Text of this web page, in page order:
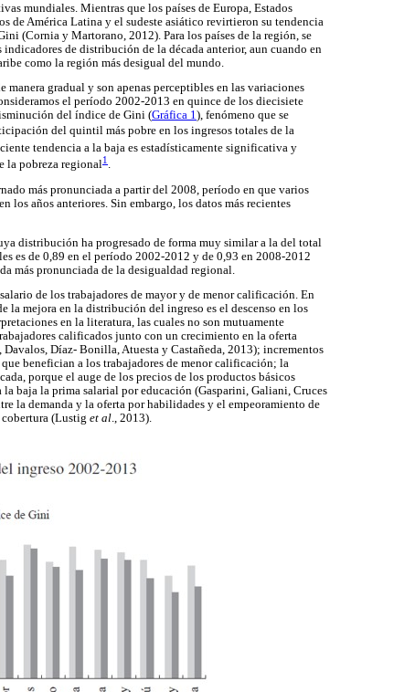
mundiales. Mientras que los países de Europa, Estados
de América Latina y el sudeste asiático revirtieron su tendencia
(Cornia y Martorano, 2012). Para los países de la región, se
de distribución de la década anterior, aun cuando en
como la región más desigual del mundo.
gradual y son apenas perceptibles en las variaciones
el período 2002-2013 en quince de los diecisiete
del índice de Gini (Gráfica 1), fenómeno que se
del quintil más pobre en los ingresos totales de la
tendencia a la baja es estadísticamente significativa y
la pobreza regional1 .
más pronunciada a partir del 2008, período en que varios
los años anteriores. Sin embargo, los datos más recientes
distribución ha progresado de forma muy similar a la del total
es de 0,89 en el período 2002-2012 y de 0,93 en 2008-2012
más pronunciada de la desigualdad regional.
de los trabajadores de mayor y de menor calificación. En
la mejora en la distribución del ingreso es el descenso en los
en la literatura, las cuales no son mutuamente
calificados junto con un crecimiento en la oferta
Díaz- Bonilla, Atuesta y Castañeda, 2013); incrementos
benefician a los trabajadores de menor calificación; la
porque el auge de los precios de los productos básicos
baja la prima salarial por educación (Gasparini, Galiani, Cruces
la demanda y la oferta por habilidades y el empeoramiento de
(Lustig et al., 2013).